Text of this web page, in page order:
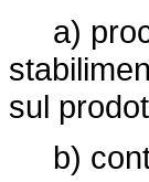
a)
sul
b)